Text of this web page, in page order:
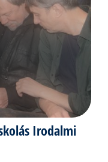
Irodalmi